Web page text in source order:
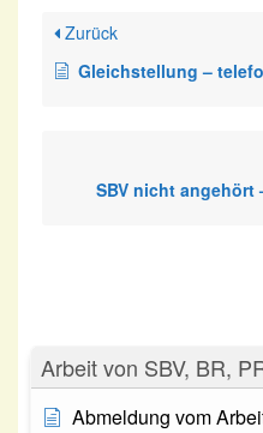
Arbeit von SBV, BR,
Abmeldung vom
Zurück
Gleichstellung –
SBV nicht